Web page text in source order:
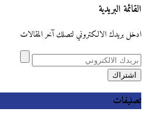
القائمة البريدية
ادخل بريدك الالكتروني لتصلك آخر المقالات
تصنيفات